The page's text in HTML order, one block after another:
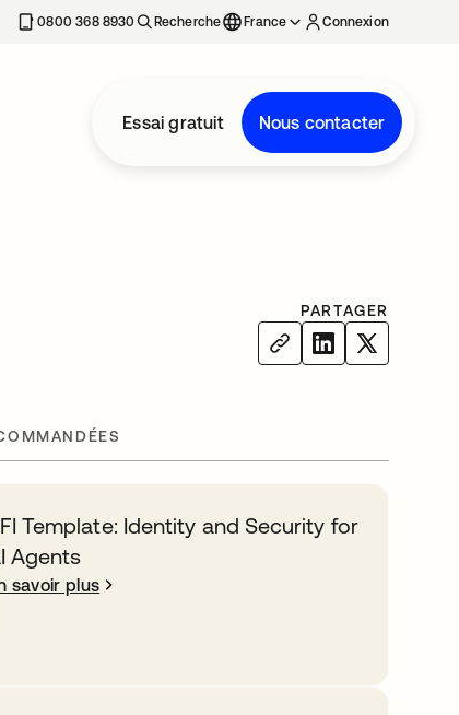
0800 368 8930 Recherche France Connexion
Essai gratuit Nous contacter
PARTAGER
Template: Identity and Security for
Agents
savoir plus